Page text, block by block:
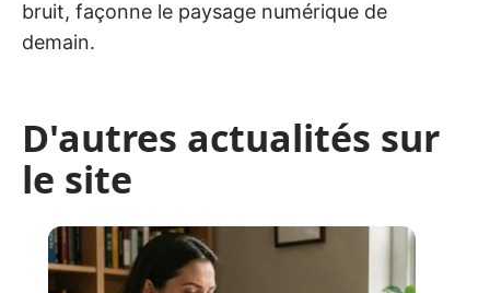
bruit, façonne le paysage numérique de
demain.
D'autres actualités sur
le site